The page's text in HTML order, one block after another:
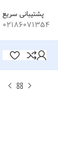
پشتیبانی سریع
۰۲۱۸۶۰۷۱۳۵۴